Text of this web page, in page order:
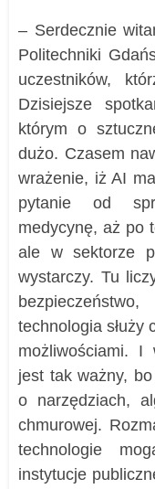
– Serdecznie
Politechniki
uczestników,
Dzisiejsze
którym o
dużo. Czasem
wrażenie, iż AI
pytanie od
medycynę, aż po
ale w sektorze
wystarczy. Tu
technologia służy
możliwościami. I
jest tak ważny,
o narzędziach,
chmurowej.
technologie
instytucje